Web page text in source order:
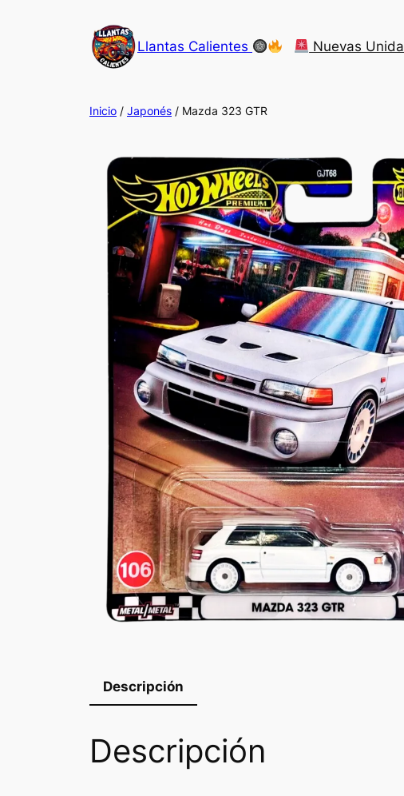
Llantas Calientes Nuevas
Inicio / Japonés / Mazda 323 GTR
Descripción
Descripción